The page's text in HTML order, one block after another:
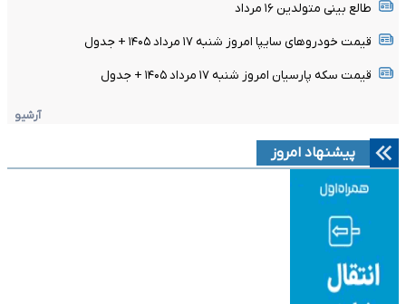
طالع بینی متولدین ۱۶ مرداد
قیمت خودرو‌های سایپا امروز شنبه ۱۷ مرداد ۱۴۰۵ + جدول
قیمت سکه پارسیان امروز شنبه ۱۷ مرداد ۱۴۰۵ + جدول
آرشیو
پیشنهاد امروز